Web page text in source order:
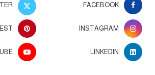
FACEBOOK
INSTAGRAM
LINKEDIN